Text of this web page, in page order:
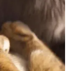
planificar con
durante
cambio, ya que
variaciones
el nuevo